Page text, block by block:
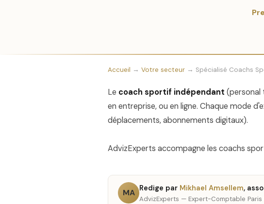
Accueil → Votre secteur → Spécialisé Coachs
Le coach sportif indépendant (personal
en entreprise, ou en ligne. Chaque mode
déplacements, abonnements digitaux).
AdvizExperts accompagne les coachs
MA Redige par Mikhael Amsellem,
AdvizExperts — Expert-Comptable Paris